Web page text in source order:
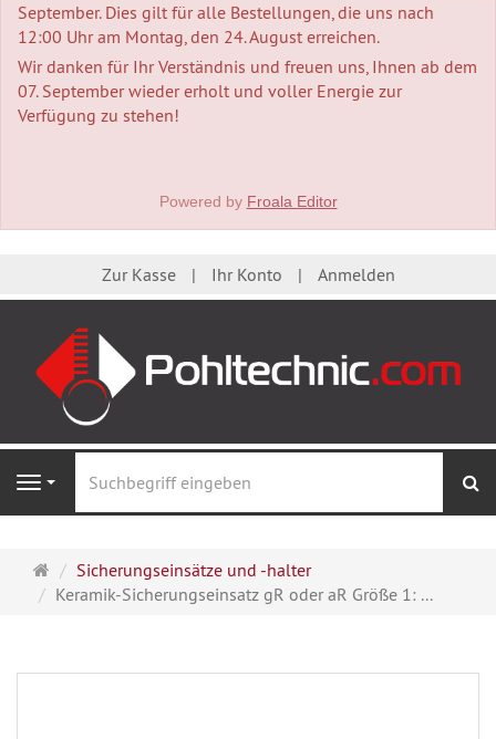
September. Dies gilt für alle Bestellungen, die uns nach
12:00 Uhr am Montag, den 24. August erreichen.
Wir danken für Ihr Verständnis und freuen uns, Ihnen ab dem
07. September wieder erholt und voller Energie zur
Verfügung zu stehen!
Powered by Froala Editor
Zur Kasse Ihr Konto Anmelden
Navigation
Startseite
Sicherungseinsätze und -halter
Keramik-Sicherungseinsatz gR oder aR Größe 1: ...